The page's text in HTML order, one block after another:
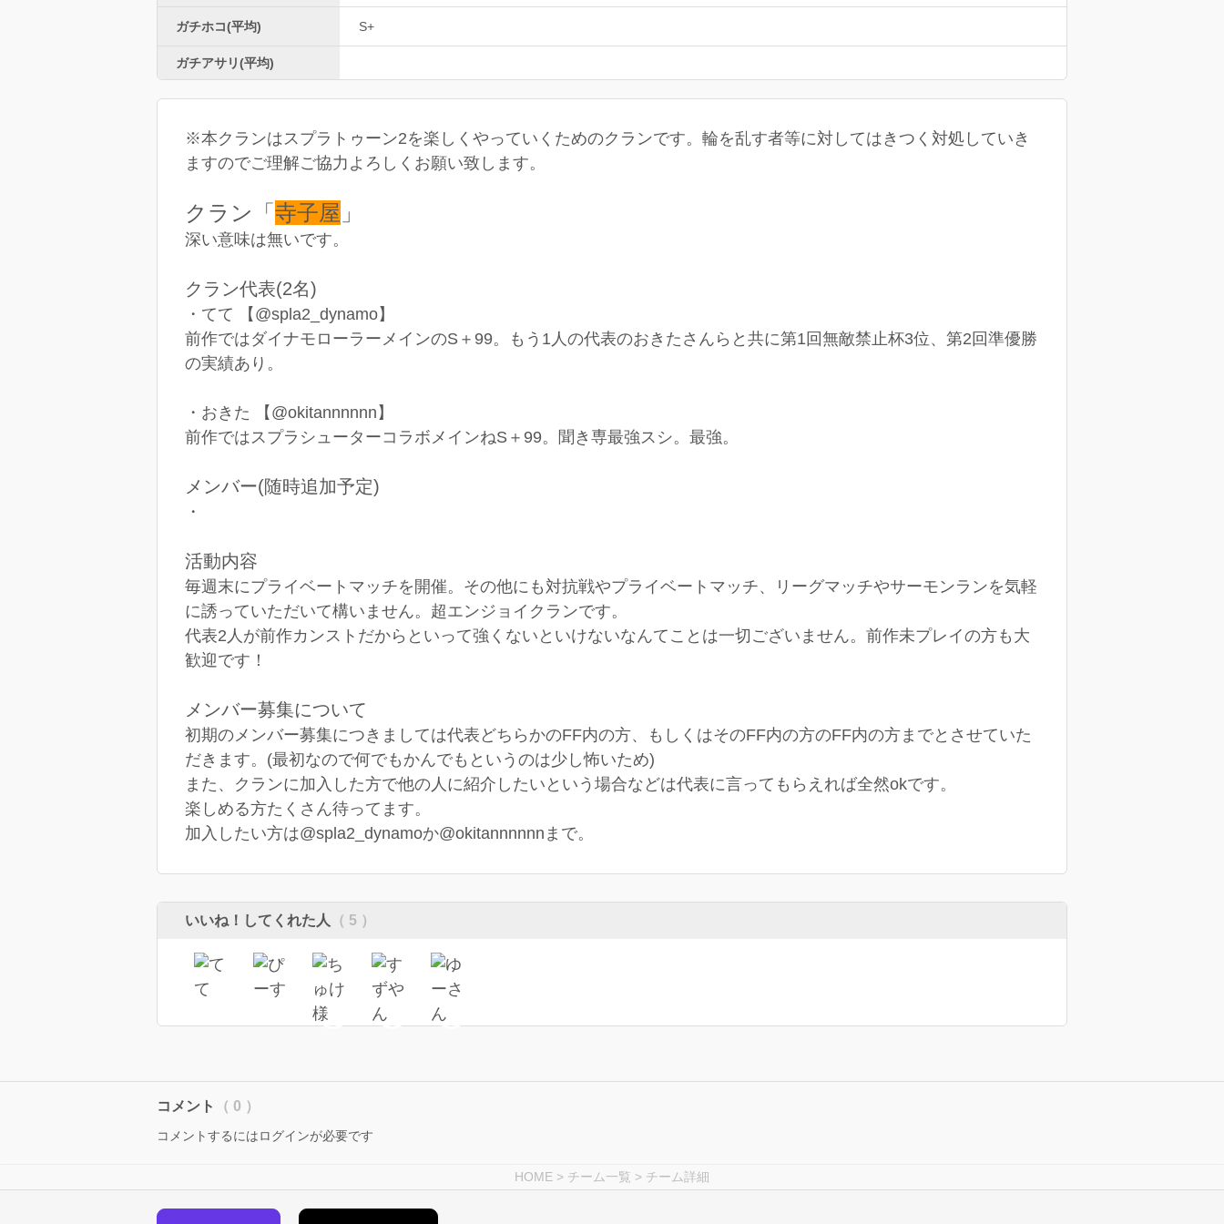
ガチホコ(平均) S+
ガチアサリ(平均)
※本クランはスプラトゥーン2を楽しくやっていくためのクランです。輪を乱す者等に対してはきつく対処していき
ますのでご理解ご協力よろしくお願い致します。
クラン「 寺子屋 」
深い意味は無いです。
クラン代表(2名)
・てて 【@spla2_dynamo】
前作ではダイナモローラーメインのS＋99。もう1人の代表のおきたさんらと共に第1回無敵禁止杯3位、第2回準優勝
の実績あり。
・おきた 【@okitannnnnn】
前作ではスプラシューターコラボメインねS＋99。聞き専最強スシ。最強。
メンバー(随時追加予定)
・
活動内容
毎週末にプライベートマッチを開催。その他にも対抗戦やプライベートマッチ、リーグマッチやサーモンランを気軽
に誘っていただいて構いません。超エンジョイクランです。
代表2人が前作カンストだからといって強くないといけないなんてことは一切ございません。前作未プレイの方も大
歓迎です！
メンバー募集について
初期のメンバー募集につきましては代表どちらかのFF内の方、もしくはそのFF内の方のFF内の方までとさせていた
だきます。(最初なので何でもかんでもというのは少し怖いため)
また、クランに加入した方で他の人に紹介したいという場合などは代表に言ってもらえれば全然okです。
楽しめる方たくさん待ってます。
加入したい方は@spla2_dynamoか@okitannnnnnまで。
いいね！してくれた人 （ 5 ）
コメント （ 0 ）
コメントするにはログインが必要です
HOME > チーム一覧 > チーム詳細